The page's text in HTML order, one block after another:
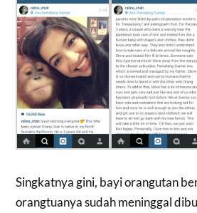
Singkatnya gini, bayi orangutan
orangtuanya sudah meninggal